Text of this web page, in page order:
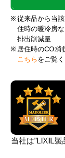
※ 従来品から当
住時の暖冷房
排出削減量
※ 居住時のCO2削
こちら をご覧く
当社は”LIXIL